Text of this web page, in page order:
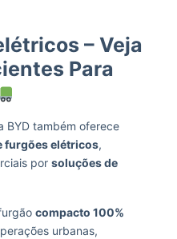
– Veja
Para
BYD também oferece
furgões elétricos,
por soluções de
compacto 100%
urbanas,